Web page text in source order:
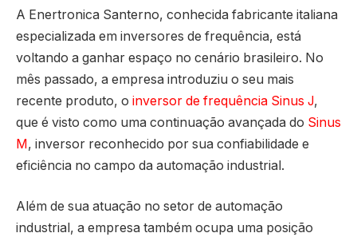
A Enertronica Santerno, conhecida fabricante italiana
especializada em inversores de frequência, está
voltando a ganhar espaço no cenário brasileiro. No
mês passado, a empresa introduziu o seu mais
recente produto, o inversor de frequência Sinus J,
que é visto como uma continuação avançada do Sinus
M, inversor reconhecido por sua confiabilidade e
eficiência no campo da automação industrial.
Além de sua atuação no setor de automação
industrial, a empresa também ocupa uma posição